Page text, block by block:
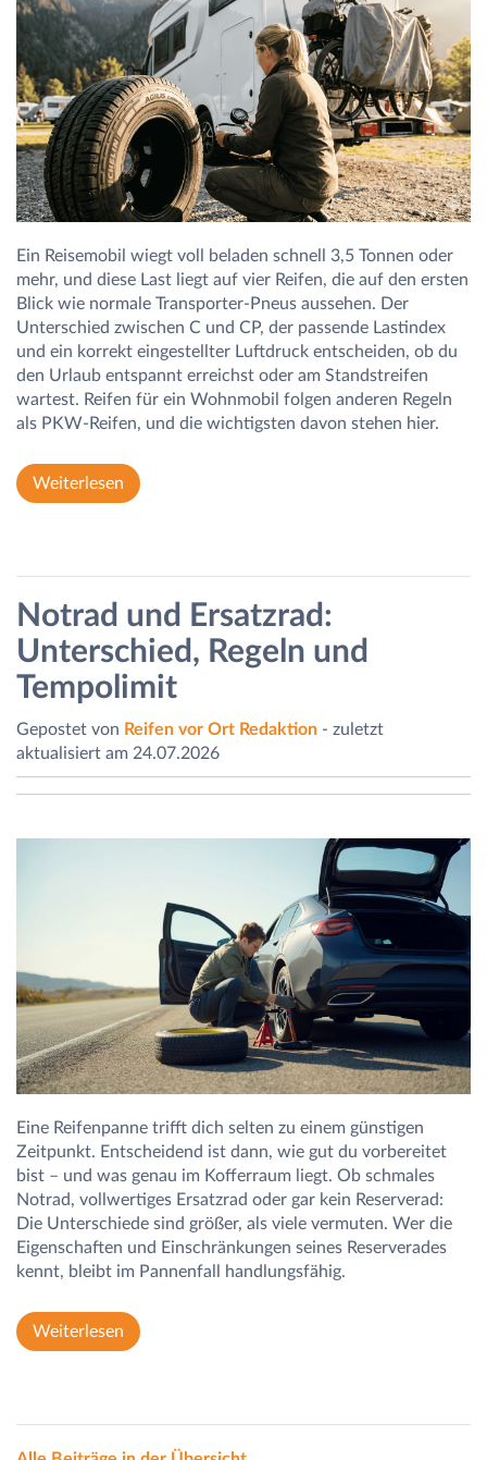
Ein Reisemobil wiegt voll beladen schnell 3,5 Tonnen oder
mehr, und diese Last liegt auf vier Reifen, die auf den ersten
Blick wie normale Transporter-Pneus aussehen. Der
Unterschied zwischen C und CP, der passende Lastindex
und ein korrekt eingestellter Luftdruck entscheiden, ob du
den Urlaub entspannt erreichst oder am Standstreifen
wartest. Reifen für ein Wohnmobil folgen anderen Regeln
als PKW-Reifen, und die wichtigsten davon stehen hier.
Weiterlesen
Notrad und Ersatzrad:
Unterschied, Regeln und
Tempolimit
Gepostet von Reifen vor Ort Redaktion - zuletzt
aktualisiert am 24.07.2026
Eine Reifenpanne trifft dich selten zu einem günstigen
Zeitpunkt. Entscheidend ist dann, wie gut du vorbereitet
bist – und was genau im Kofferraum liegt. Ob schmales
Notrad, vollwertiges Ersatzrad oder gar kein Reserverad:
Die Unterschiede sind größer, als viele vermuten. Wer die
Eigenschaften und Einschränkungen seines Reserverades
kennt, bleibt im Pannenfall handlungsfähig.
Weiterlesen